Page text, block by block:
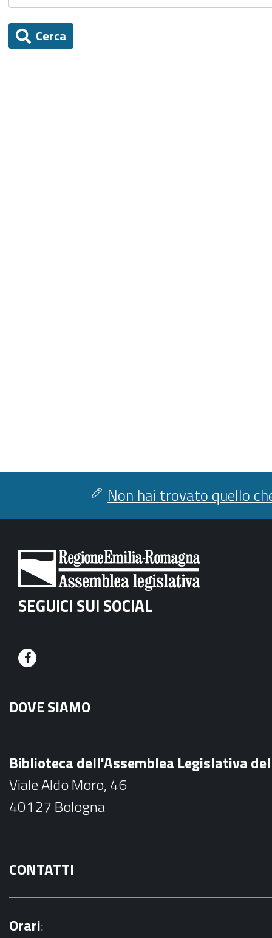
Non hai trovato quello
SEGUICI SUI SOCIAL
F
c
e
o
k
DOVE SIAMO
Biblioteca dell'Assemblea Legislativa
Viale Aldo Moro, 46
40127 Bologna
CONTATTI
Orari: